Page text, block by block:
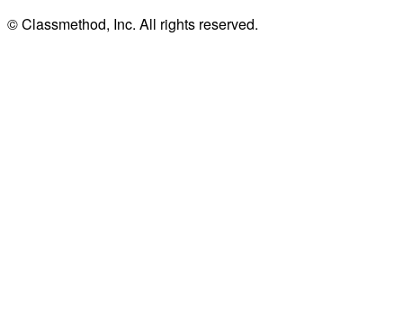
© Classmethod, Inc. All rights reserved.